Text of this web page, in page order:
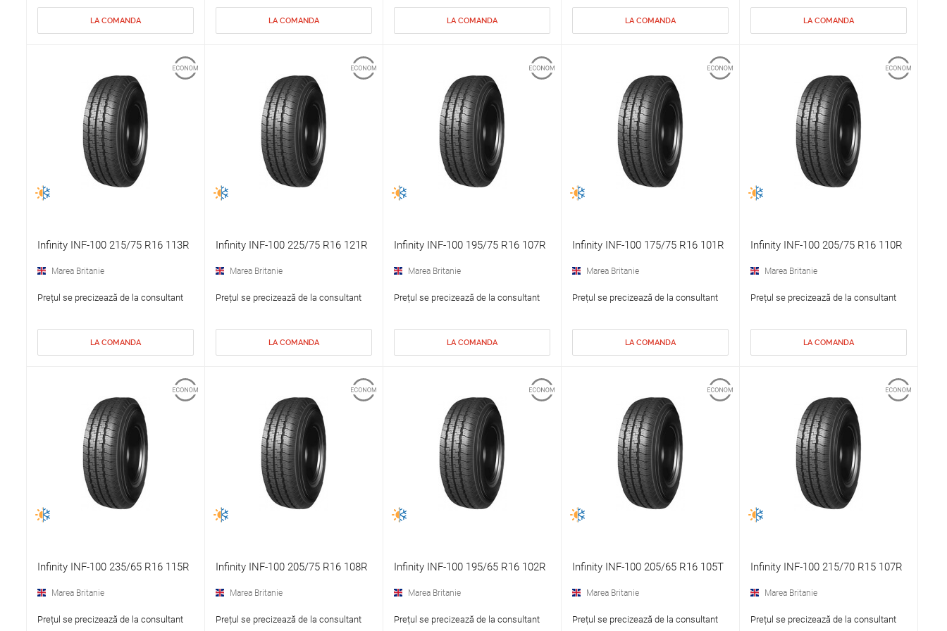
LA COMANDA LA COMANDA LA COMANDA LA COMANDA LA COMANDA
Infinity INF-100 215/75 R16 113R
Marea Britanie
Prețul se precizează de la consultant
LA COMANDA
Infinity INF-100 225/75 R16 121R
Marea Britanie
Prețul se precizează de la consultant
LA COMANDA
Infinity INF-100 195/75 R16 107R
Marea Britanie
Prețul se precizează de la consultant
LA COMANDA
Infinity INF-100 175/75 R16 101R
Marea Britanie
Prețul se precizează de la consultant
LA COMANDA
Infinity INF-100 205/75 R16 110R
Marea Britanie
Prețul se precizează de la consultant
LA COMANDA
Infinity INF-100 235/65 R16 115R
Marea Britanie
Prețul se precizează de la consultant
Infinity INF-100 205/75 R16 108R
Marea Britanie
Prețul se precizează de la consultant
Infinity INF-100 195/65 R16 102R
Marea Britanie
Prețul se precizează de la consultant
Infinity INF-100 205/65 R16 105T
Marea Britanie
Prețul se precizează de la consultant
Infinity INF-100 215/70 R15 107R
Marea Britanie
Prețul se precizează de la consultant